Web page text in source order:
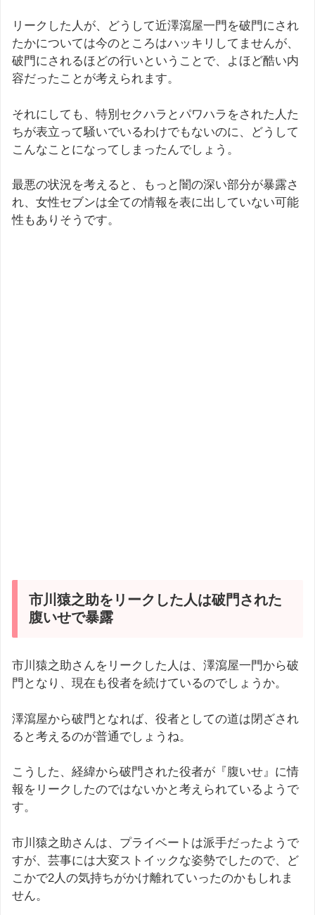
リークした人が、どうして近澤瀉屋一門を破門にされ
たかについては今のところはハッキリしてませんが、
破門にされるほどの行いということで、よほど酷い内
容だったことが考えられます。
それにしても、特別セクハラとパワハラをされた人た
ちが表立って騒いでいるわけでもないのに、どうして
こんなことになってしまったんでしょう。
最悪の状況を考えると、もっと闇の深い部分が暴露さ
れ、女性セブンは全ての情報を表に出していない可能
性もありそうです。
市川猿之助をリークした人は破門された
腹いせで暴露
市川猿之助さんをリークした人は、澤瀉屋一門から破
門となり、現在も役者を続けているのでしょうか。
澤瀉屋から破門となれば、役者としての道は閉ざされ
ると考えるのが普通でしょうね。
こうした、経緯から破門された役者が『腹いせ』に情
報をリークしたのではないかと考えられているようで
す。
市川猿之助さんは、プライベートは派手だったようで
すが、芸事には大変ストイックな姿勢でしたので、ど
こかで2人の気持ちがかけ離れていったのかもしれま
せん。